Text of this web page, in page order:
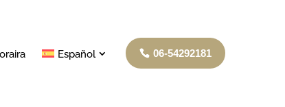
Español 06-54292181